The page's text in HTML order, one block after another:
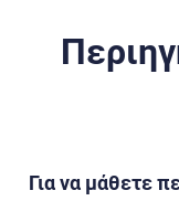
Για να μάθετε